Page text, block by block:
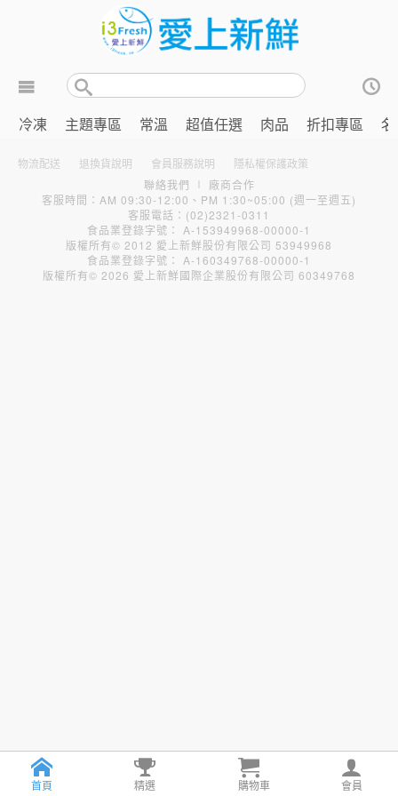
冷凍 主題專區 常溫 超值任選 肉品 折扣專區
物流配送 退換貨說明 會員服務說明
隱私權保護政策
聯絡我們 ∣ 廠商合作
客服時間：AM 09:30-12:00、PM 1:30~05:00 (週一至週五)
客服電話：(02)2321-0311
食品業登錄字號： A-153949968-00000-1
版權所有© 2012 愛上新鮮股份有限公司 53949968
食品業登錄字號： A-160349768-00000-1
版權所有© 2026 愛上新鮮國際企業股份有限公司 60349768
首頁 精選 購物車 會員